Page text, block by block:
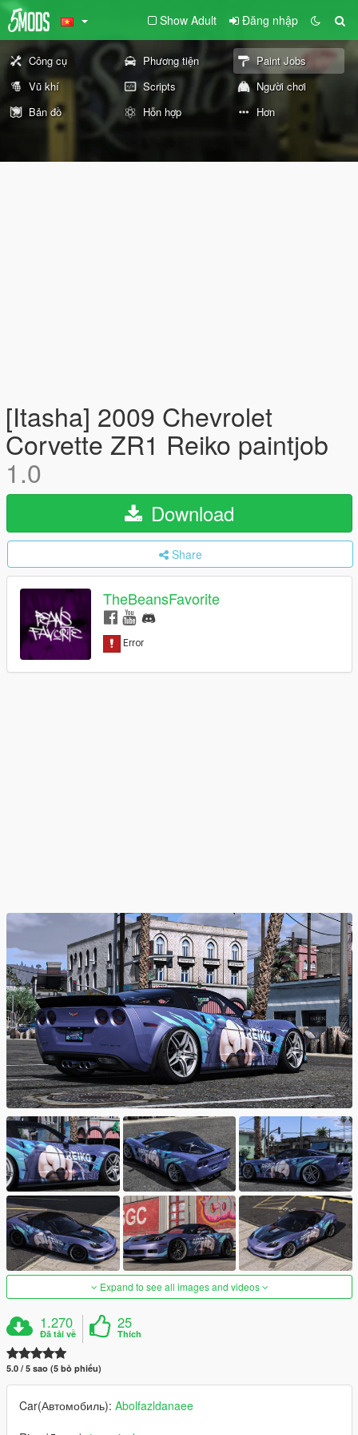
Show Adult Đăng nhập
Công cụ Phương tiện
Paint Jobs
Vũ khí
Scripts
Người chơi
Bản đồ
Hỗn hợp Hơn
[Itasha] 2009 Chevrolet
Corvette ZR1 Reiko paintjob
1.0
Download
Share
TheBeansFavorite
Expand to see all images and videos
1.270
Đã tải về
25
Thích
5.0 / 5 sao (5 bỏ phiếu)
Car(Автомобиль): Abolfazldanaee